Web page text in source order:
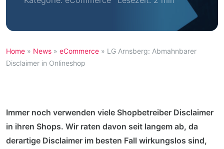
Home » News » eCommerce » LG Arnsberg: Abmahnbarer
Disclaimer in Onlineshop
Immer noch verwenden viele Shopbetreiber Disclaimer
in ihren Shops. Wir raten davon seit langem ab, da
derartige Disclaimer im besten Fall wirkungslos sind,